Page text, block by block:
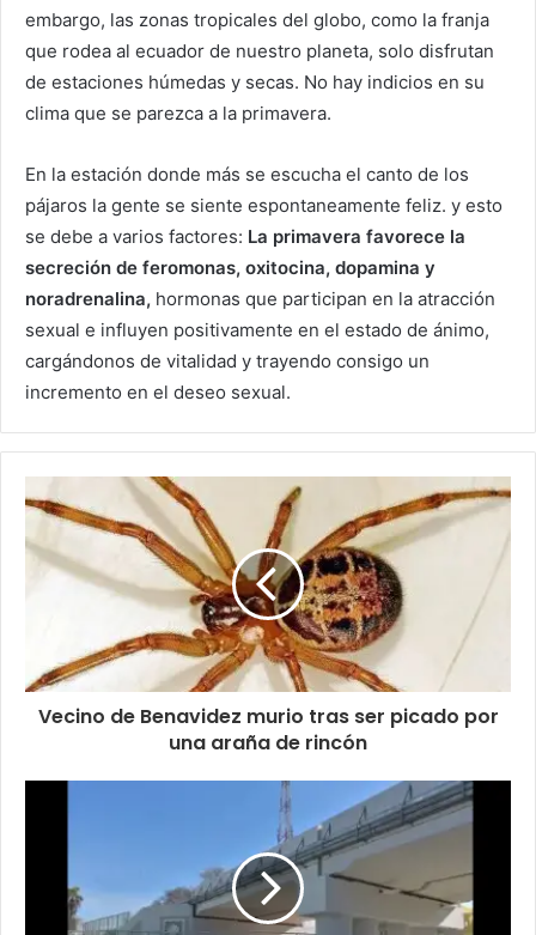
embargo, las zonas tropicales del globo, como la franja
que rodea al ecuador de nuestro planeta, solo disfrutan
de estaciones húmedas y secas. No hay indicios en su
clima que se parezca a la primavera.
En la estación donde más se escucha el canto de los
pájaros la gente se siente espontaneamente feliz. y esto
se debe a varios factores: La primavera favorece la
secreción de feromonas, oxitocina, dopamina y
noradrenalina, hormonas que participan en la atracción
sexual e influyen positivamente en el estado de ánimo,
cargándonos de vitalidad y trayendo consigo un
incremento en el deseo sexual.
Vecino de Benavidez murio tras ser picado por
una araña de rincón